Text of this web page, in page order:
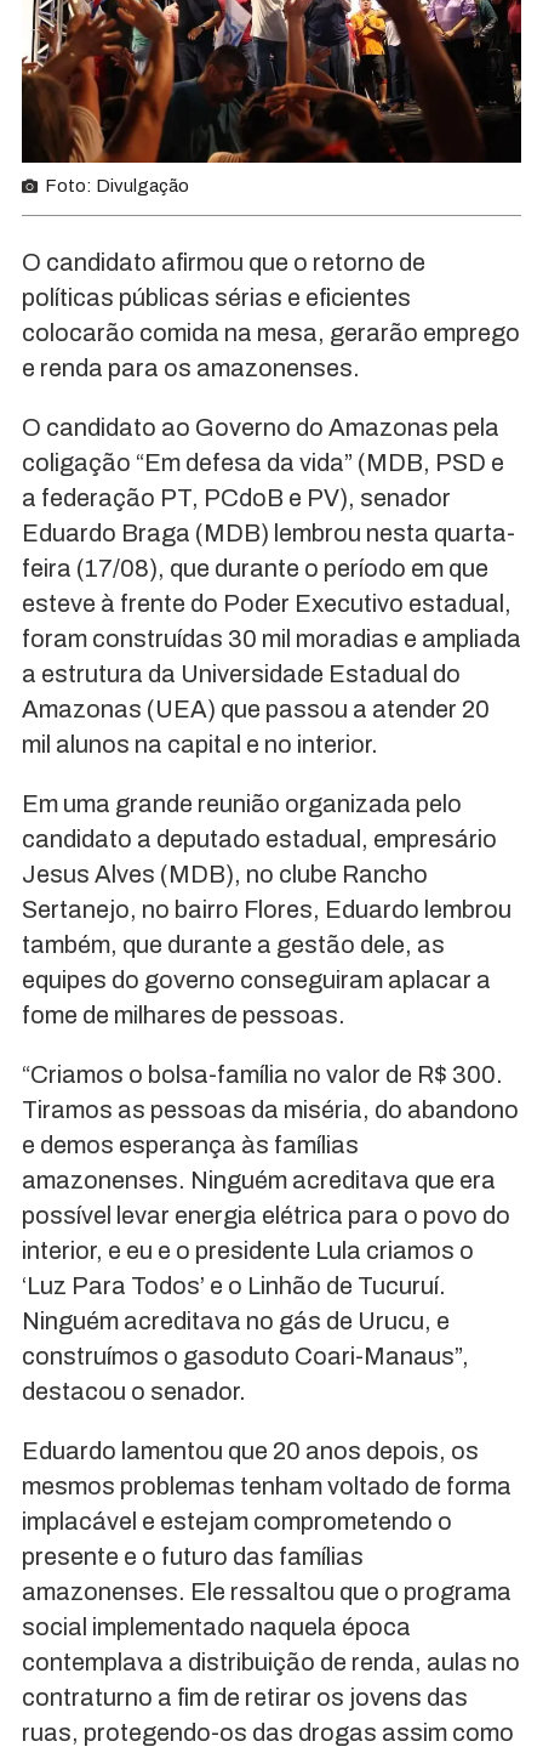
Foto: Divulgação
O candidato afirmou que o retorno de
políticas públicas sérias e eficientes
colocarão comida na mesa, gerarão emprego
e renda para os amazonenses.
O candidato ao Governo do Amazonas pela
coligação “Em defesa da vida” (MDB, PSD e
a federação PT, PCdoB e PV), senador
Eduardo Braga (MDB) lembrou nesta quarta-
feira (17/08), que durante o período em que
esteve à frente do Poder Executivo estadual,
foram construídas 30 mil moradias e ampliada
a estrutura da Universidade Estadual do
Amazonas (UEA) que passou a atender 20
mil alunos na capital e no interior.
Em uma grande reunião organizada pelo
candidato a deputado estadual, empresário
Jesus Alves (MDB), no clube Rancho
Sertanejo, no bairro Flores, Eduardo lembrou
também, que durante a gestão dele, as
equipes do governo conseguiram aplacar a
fome de milhares de pessoas.
“Criamos o bolsa-família no valor de R$ 300.
Tiramos as pessoas da miséria, do abandono
e demos esperança às famílias
amazonenses. Ninguém acreditava que era
possível levar energia elétrica para o povo do
interior, e eu e o presidente Lula criamos o
‘Luz Para Todos’ e o Linhão de Tucuruí.
Ninguém acreditava no gás de Urucu, e
construímos o gasoduto Coari-Manaus”,
destacou o senador.
Eduardo lamentou que 20 anos depois, os
mesmos problemas tenham voltado de forma
implacável e estejam comprometendo o
presente e o futuro das famílias
amazonenses. Ele ressaltou que o programa
social implementado naquela época
contemplava a distribuição de renda, aulas no
contraturno a fim de retirar os jovens das
ruas, protegendo-os das drogas assim como